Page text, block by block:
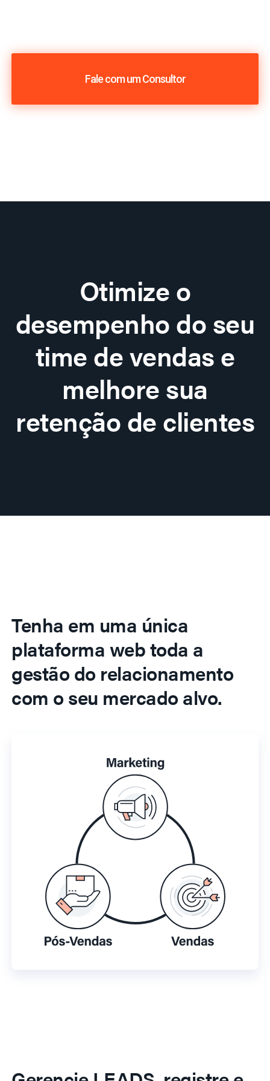
Fale com um Consultor
Otimize o
desempenho do seu
time de vendas e
melhore sua
retenção de clientes
Tenha em uma única
plataforma web toda a
gestão do relacionamento
com o seu mercado alvo.